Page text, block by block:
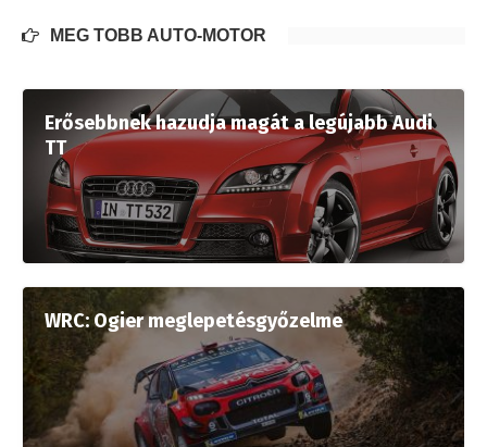
MÉG TÖBB AUTÓ-MOTOR
Erősebbnek hazudja magát a legújabb Audi
TT
WRC: Ogier meglepetésgyőzelme